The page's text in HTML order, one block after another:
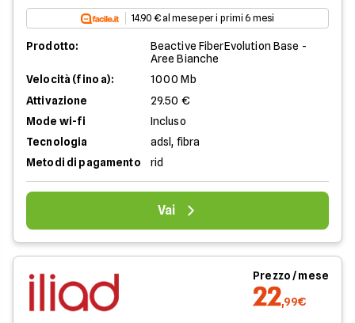
14.90 € al mese per i primi 6 mesi
Prodotto:
Beactive FiberEvolution Base -
Aree Bianche
Velocità (fino a):
1000 Mb
Attivazione
29.50 €
Mode wi-fi
Incluso
Tecnologia
adsl, fibra
Metodi di pagamento
rid
Vai
Prezzo / mese
22,99€